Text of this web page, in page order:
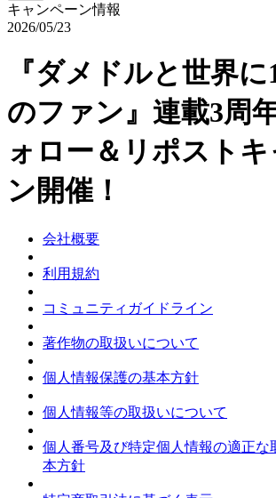
キャンペーン情報
2026/05/23
『ダメドルと世界
のファン』連載3周
ォロー＆リポスト
ン開催！
会社概要
利用規約
コミュニティガイドライン
著作物の取扱いについて
個人情報保護の基本方針
個人情報等の取扱いについて
個人番号及び特定個人情報の適正な
本方針